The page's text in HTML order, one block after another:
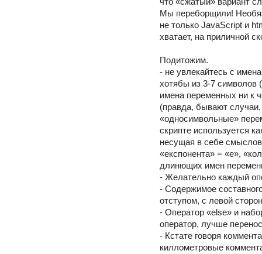
Мы переборщили!
не только JavaScript и
хватает, на приличной
Подитожим.
- не увлекайтесь с
хотябы из 3-7
имена переменных ни к
(правда, бывают случаи,
«односимвольные»
скрипте используется
несущая в себе
«експонента» = «e»,
длинющих имен
- Желательно каждый
- Содержимое
отступом, с левой
- Оператор «else» и
оператор, лучше
- Кстате говоря
киллометровые